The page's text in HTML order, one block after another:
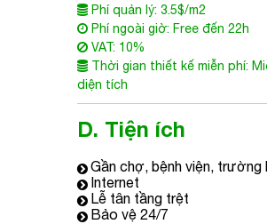
Phí ngoài giờ: Free đến 22h
VAT: 10%
Thời gian thiết kế miễn phí:
diện tích
D. Tiện ích
Internet
Lễ tân tầng trệt
Bảo vệ 24/7
Camera giám sát 24/7